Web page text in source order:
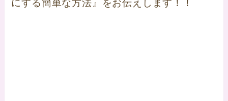
にする簡単な方法』をお伝えします！！